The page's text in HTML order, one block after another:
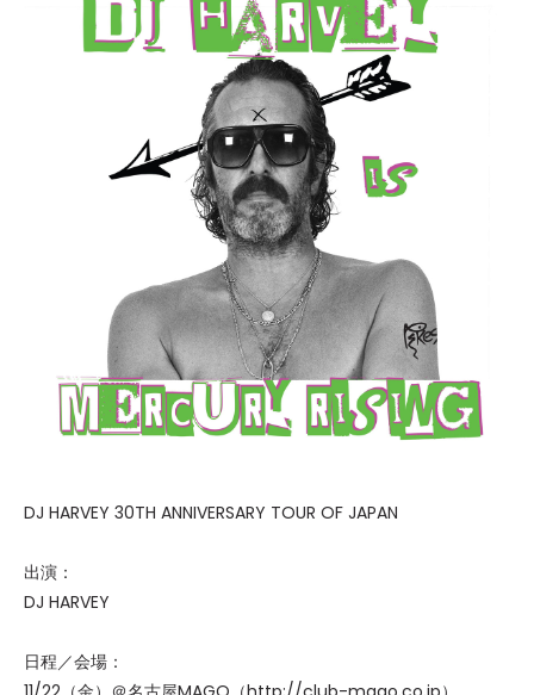
DJ HARVEY 30TH ANNIVERSARY TOUR OF JAPAN
出演：
DJ HARVEY
日程／会場：